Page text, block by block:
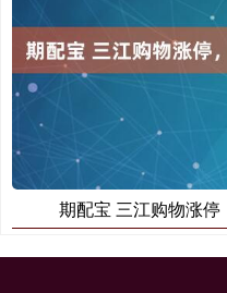
期配宝 三江购物涨